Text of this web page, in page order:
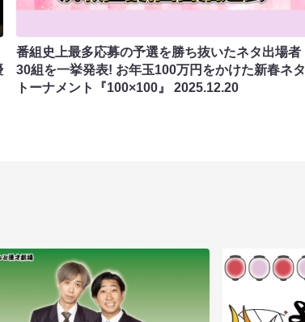
番組史上最多応募の予選を勝ち抜いたネタ出場者
30組を一挙発表! お年玉100万円をかけた新春ネタ
トーナメント『100×100』2025.12.20